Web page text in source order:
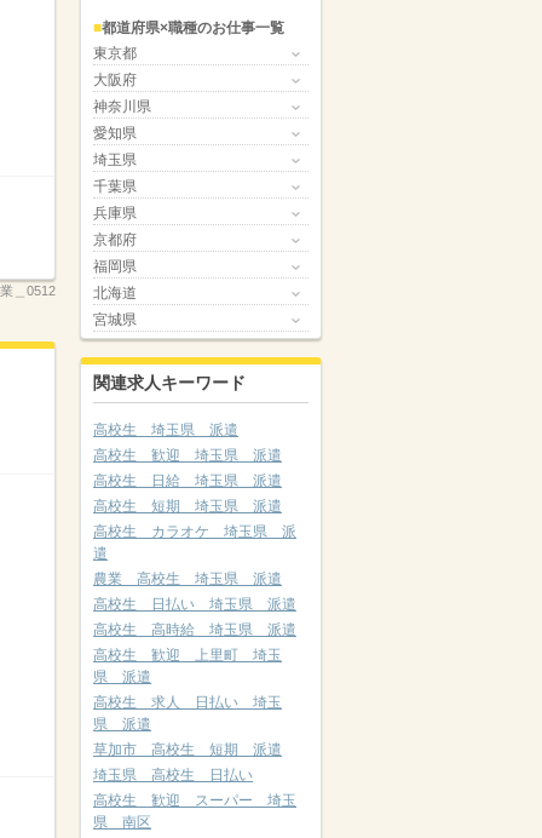
＿0512
都道府県×職種のお仕事一覧
東京都
大阪府
神奈川県
愛知県
埼玉県
千葉県
兵庫県
京都府
福岡県
北海道
宮城県
関連求人キーワード
高校生 埼玉県 派遣
高校生 歓迎 埼玉県 派遣
高校生 日給 埼玉県 派遣
高校生 短期 埼玉県 派遣
高校生 カラオケ 埼玉県 派
遣
農業 高校生 埼玉県 派遣
高校生 日払い 埼玉県 派遣
高校生 高時給 埼玉県 派遣
高校生 歓迎 上里町 埼玉
県 派遣
高校生 求人 日払い 埼玉
県 派遣
草加市 高校生 短期 派遣
埼玉県 高校生 日払い
高校生 歓迎 スーパー 埼玉
県 南区